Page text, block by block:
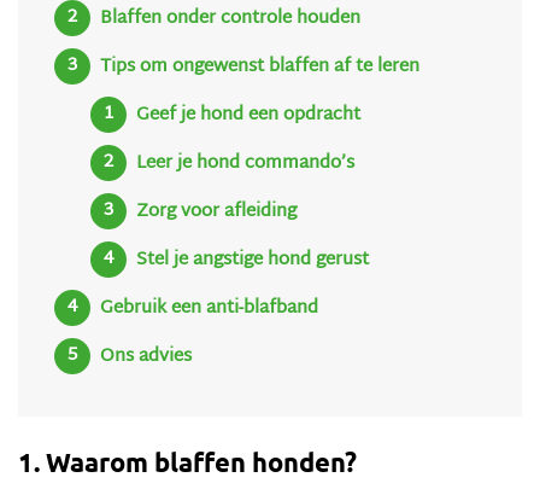
Blaffen onder controle houden
Tips om ongewenst blaffen af te leren
Geef je hond een opdracht
Leer je hond commando’s
Zorg voor afleiding
Stel je angstige hond gerust
Gebruik een anti-blafband
Ons advies
1. Waarom blaffen honden?